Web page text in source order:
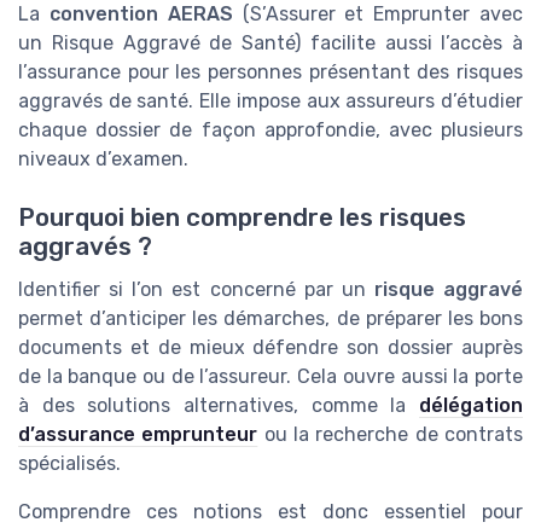
La convention AERAS (S’Assurer et Emprunter avec
un Risque Aggravé de Santé) facilite aussi l’accès à
l’assurance pour les personnes présentant des risques
aggravés de santé. Elle impose aux assureurs d’étudier
chaque dossier de façon approfondie, avec plusieurs
niveaux d’examen.
Pourquoi bien comprendre les risques
aggravés ?
Identifier si l’on est concerné par un risque aggravé
permet d’anticiper les démarches, de préparer les bons
documents et de mieux défendre son dossier auprès
de la banque ou de l’assureur. Cela ouvre aussi la porte
à des solutions alternatives, comme la délégation
d’assurance emprunteur ou la recherche de contrats
spécialisés.
Comprendre ces notions est donc essentiel pour